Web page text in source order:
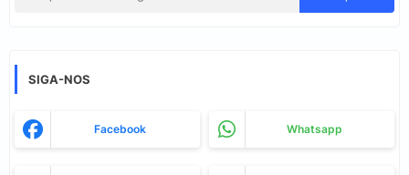
SIGA-NOS
Facebook Whatsapp